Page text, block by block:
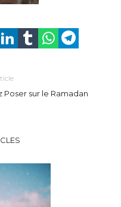
Poser sur le Ramadan